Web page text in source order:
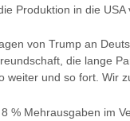
Produktion in die
von Trump an
die lange
weiter und so fort. Wir
% Mehrausgaben im